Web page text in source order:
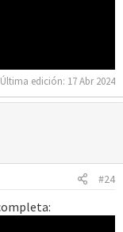
Última edición: 17 Abr 2024
#24